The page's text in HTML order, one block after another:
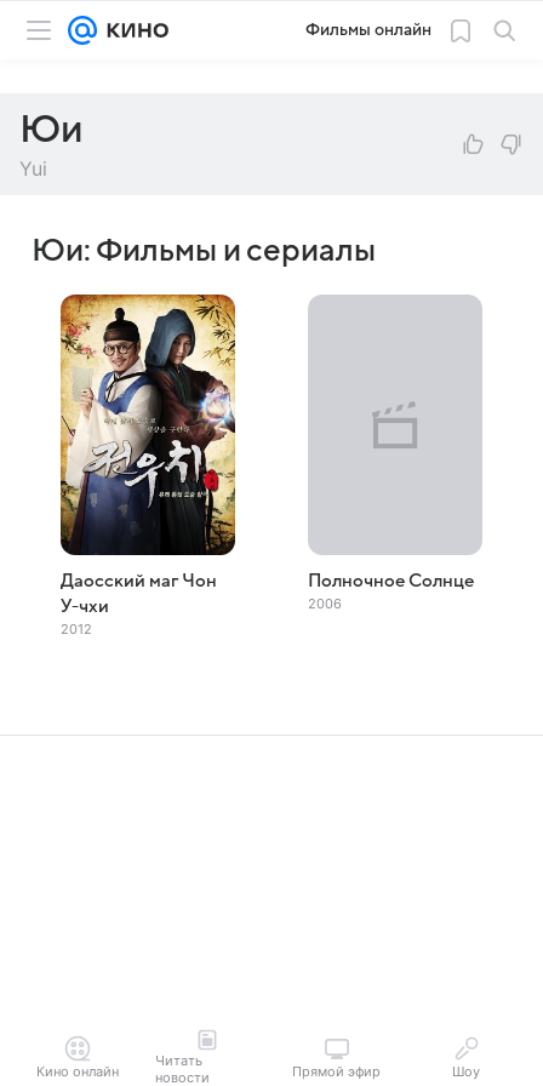
Фильмы онлайн
Юи
Yui
Юи: Фильмы и сериалы
Даосский маг Чон
У-чхи
2012
Полночное Солнце
2006
Кино онлайн
Читать
новости
Прямой эфир Шоу